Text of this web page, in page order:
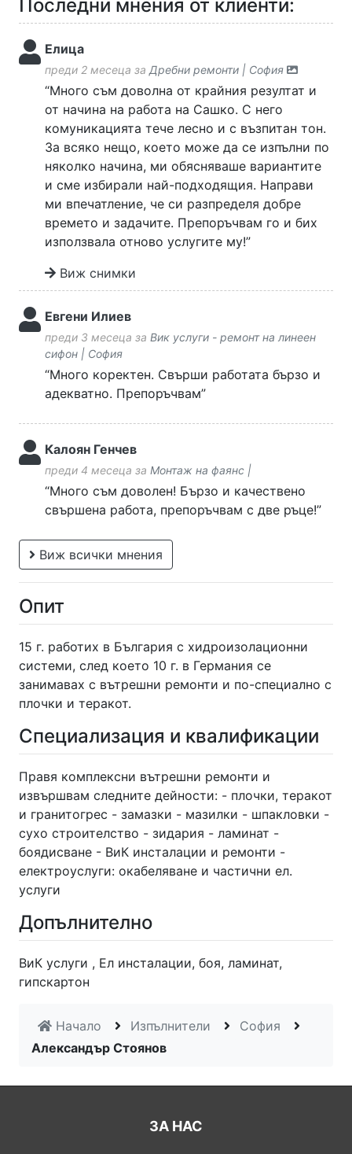
Последни мнения от клиенти:
Елица
преди 2 месеца заДребни ремонти | София
“Много съм доволна от крайния резултат и
от начина на работа на Сашко. С него
комуникацията тече лесно и с възпитан тон.
За всяко нещо, което може да се изпълни по
няколко начина, ми обясняваше вариантите
и сме избирали най-подходящия. Направи
ми впечатление, че си разпределя добре
времето и задачите. Препоръчвам го и бих
използвала отново услугите му!”
Виж снимки
Евгени Илиев
преди 3 месеца за Вик услуги - ремонт на линеен
сифон | София
“Много коректен. Свърши работата бързо и
адекватно. Препоръчвам”
Калоян Генчев
преди 4 месеца за Монтаж на фаянс |
“Много съм доволен! Бързо и качествено
свършена работа, препоръчвам с две ръце!”
Виж всички мнения
Опит
15 г. работих в България с хидроизолационни
системи, след което 10 г. в Германия се
занимавах с вътрешни ремонти и по-специално с
плочки и теракот.
Специализация и квалификации
Правя комплексни вътрешни ремонти и
извършвам следните дейности: - плочки, теракот
и гранитогрес - замазки - мазилки - шпакловки -
сухо строителство - зидария - ламинат -
боядисване - ВиК инсталации и ремонти -
електроуслуги: окабеляване и частични ел.
услуги
Допълнително
ВиК услуги , Ел инсталации, боя, ламинат,
гипскартон
Начало Изпълнители
София
Александър Стоянов
ЗА НАС